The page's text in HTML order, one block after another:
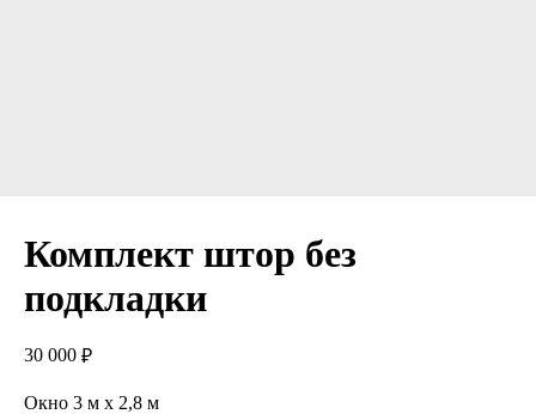
Комплект штор без
подкладки
30 000 ₽
Окно 3 м х 2,8 м